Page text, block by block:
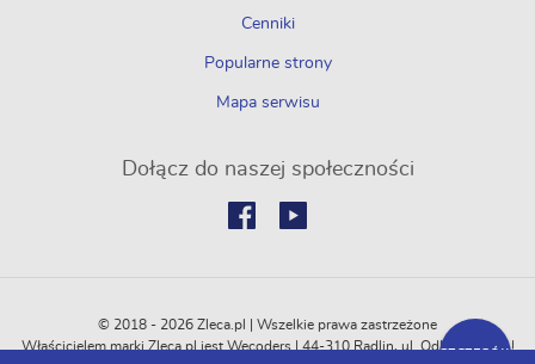
SZCZEGÓŁY
Cenniki
Popularne strony
Mapa serwisu
Dołącz do naszej społeczności
© 2018 - 2026 Zleca.pl | Wszelkie prawa zastrzeżone
Właścicielem marki Zleca.pl jest Wecoders | 44-310 Radlin, ul. Odległa 114C |